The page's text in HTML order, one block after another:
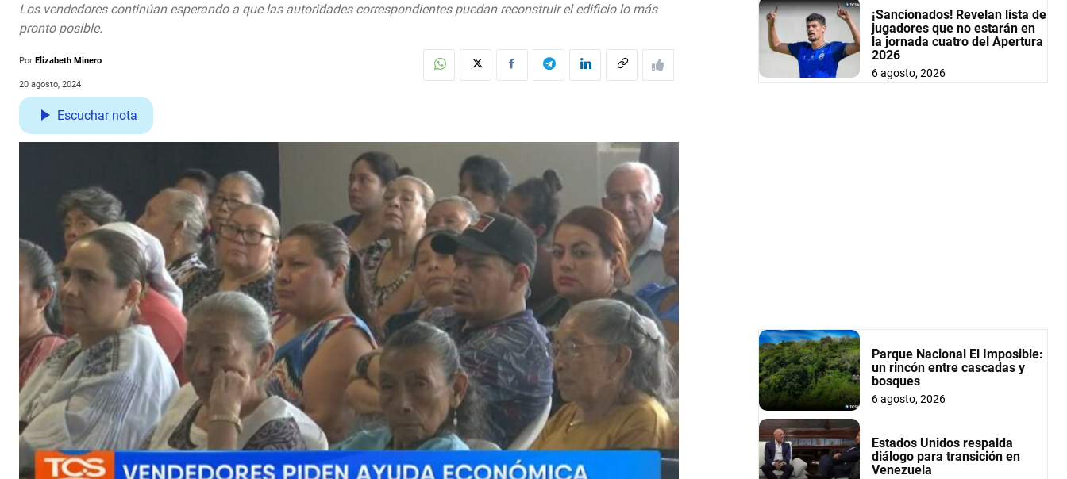
Los vendedores continúan esperando a que las autoridades correspondientes puedan reconstruir el edificio lo más
pronto posible.
Por Elizabeth Minero
20 agosto, 2024
Escuchar nota
¡Sancionados! Revelan lista de
jugadores que no estarán en
la jornada cuatro del Apertura
2026
6 agosto, 2026
Parque Nacional El Imposible:
un rincón entre cascadas y
bosques
6 agosto, 2026
Estados Unidos respalda
diálogo para transición en
Venezuela